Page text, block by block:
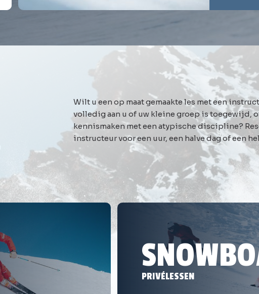
Wilt u een op maat gemaakte les met een
volledig aan u of uw kleine groep is toegewijd,
kennismaken met een atypische discipline?
instructeur voor een uur, een halve dag of een
PRIVÉLESSEN